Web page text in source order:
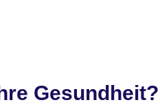
Gesundheit?